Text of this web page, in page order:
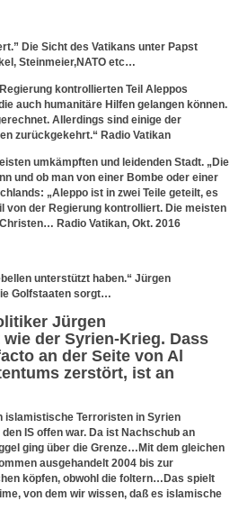
Die Sicht des Vatikans unter Papst
Steinmeier,NATO etc…
kontrollierten Teil Aleppos
auch humanitäre Hilfen gelangen können.
Allerdings sind einige der
zurückgekehrt.“ Radio Vatikan
umkämpften und leidenden Stadt. „Die
und ob man von einer Bombe oder einer
„Aleppo ist in zwei Teile geteilt, es
von der Regierung kontrolliert. Die meisten
Radio Vatikan, Okt. 2016
unterstützt haben.“ Jürgen
Golfstaaten sorgt…
Jürgen
der Syrien-Krieg. Dass
an der Seite von Al
zerstört, ist an
islamistische Terroristen in Syrien
IS offen war. Da ist Nachschub an
ging über die Grenze…Mit dem gleichen
ausgehandelt 2004 bis zur
köpfen, obwohl die foltern…Das spielt
von dem wir wissen, daß es islamische